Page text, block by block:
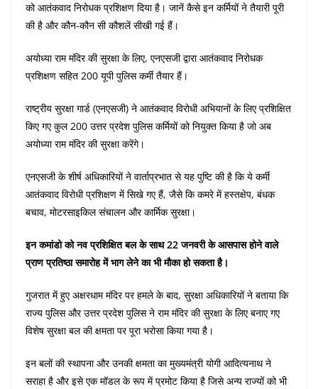
को आतंकवाद निरोधक प्रशिक्षण दिया है। जानें कैसे इन कर्मियों ने तैयारी पूरी
की है और कौन-कौन सी कौशलें सीखी गई हैं।
अयोध्या राम मंदिर की सुरक्षा के लिए, एनएसजी द्वारा आतंकवाद निरोधक
प्रशिक्षण सहित 200 यूपी पुलिस कर्मी तैयार हैं।
राष्ट्रीय सुरक्षा गार्ड (एनएसजी) ने आतंकवाद विरोधी अभियानों के लिए प्रशिक्षित
किए गए कुल 200 उत्तर प्रदेश पुलिस कर्मियों को नियुक्त किया है जो अब
अयोध्या राम मंदिर की सुरक्षा करेंगे।
एनएसजी के शीर्ष अधिकारियों ने वार्ताप्रभात से यह पुष्टि की है कि ये कर्मी
आतंकवाद विरोधी प्रशिक्षण में सिखे गए हैं, जैसे कि कमरे में हस्तक्षेप, बंधक
बचाव, मोटरसाइकिल संचालन और कार्मिक सुरक्षा।
इन कमांडो को नव प्रशिक्षित बल के साथ 22 जनवरी के आसपास होने वाले
प्राण प्रतिष्ठा समारोह में भाग लेने का भी मौका हो सकता है।
गुजरात में हुए अक्षरधाम मंदिर पर हमले के बाद, सुरक्षा अधिकारियों ने बताया कि
राज्य पुलिस और उत्तर प्रदेश पुलिस ने राम मंदिर की सुरक्षा के लिए बनाए गए
विशेष सुरक्षा बल की क्षमता पर पूरा भरोसा किया गया है।
इन बलों की स्थापना और उनकी क्षमता का मुख्यमंत्री योगी आदित्यनाथ ने
सराहा है और इसे एक मॉडल के रूप में प्रमोट किया है जिसे अन्य राज्यों को भी